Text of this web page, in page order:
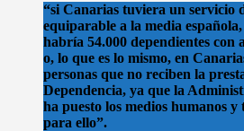
“si Canarias tuviera un servicio
equiparable a la media
habría 54.000 dependientes con
o, lo que es lo mismo, en
personas que no reciben la
Dependencia, ya que la
ha puesto los medios humanos y
para ello”.